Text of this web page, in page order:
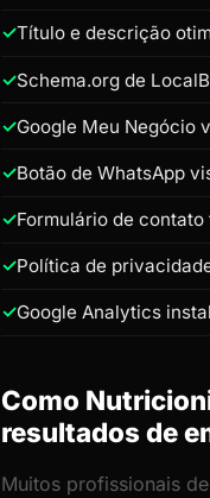
Título e descrição
Schema.org de
Google Meu Negócio
Botão de WhatsApp
Formulário de
Política de
Google Analytics
Como
resultados de
Muitos profissionais